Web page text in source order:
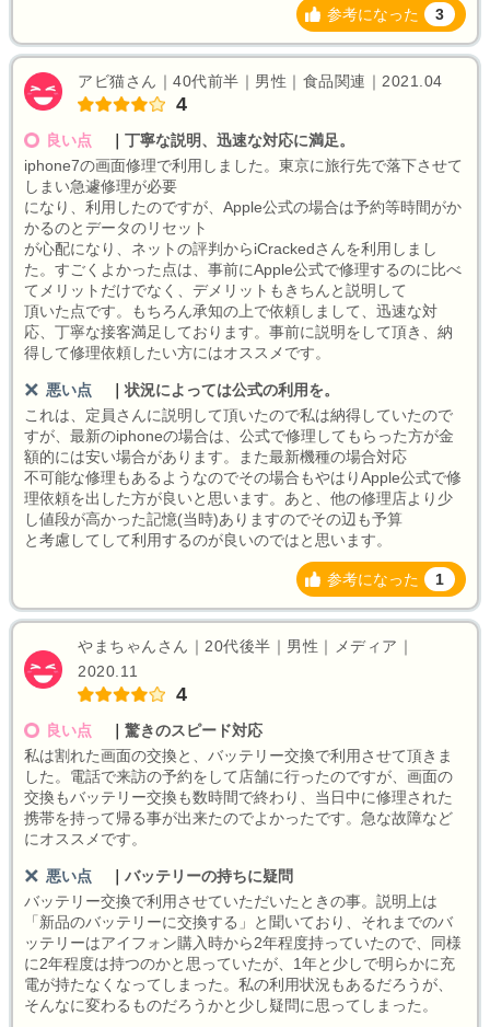
参考になった 3
アビ猫さん｜40代前半｜男性｜食品関連｜2021.04
4
良い点
丁寧な説明、迅速な対応に満足。
iphone7の画面修理で利用しました。東京に旅行先で落下させて
しまい急遽修理が必要
になり、利用したのですが、Apple公式の場合は予約等時間がか
かるのとデータのリセット
が心配になり、ネットの評判からiCrackedさんを利用しまし
た。すごくよかった点は、事前にApple公式で修理するのに比べ
てメリットだけでなく、デメリットもきちんと説明して
頂いた点です。もちろん承知の上で依頼しまして、迅速な対
応、丁寧な接客満足しております。事前に説明をして頂き、納
得して修理依頼したい方にはオススメです。
悪い点 ｜状況によっては公式の利用を。
これは、定員さんに説明して頂いたので私は納得していたので
すが、最新のiphoneの場合は、公式で修理してもらった方が金
額的には安い場合があります。また最新機種の場合対応
不可能な修理もあるようなのでその場合もやはりApple公式で修
理依頼を出した方が良いと思います。あと、他の修理店より少
し値段が高かった記憶(当時)ありますのでその辺も予算
と考慮してして利用するのが良いのではと思います。
参考になった 1
やまちゃんさん｜20代後半｜男性｜メディア｜
2020.11
4
良い点
驚きのスピード対応
私は割れた画面の交換と、バッテリー交換で利用させて頂きま
した。電話で来訪の予約をして店舗に行ったのですが、画面の
交換もバッテリー交換も数時間で終わり、当日中に修理された
携帯を持って帰る事が出来たのでよかったです。急な故障など
にオススメです。
悪い点
バッテリーの持ちに疑問
バッテリー交換で利用させていただいたときの事。説明上は
「新品のバッテリーに交換する」と聞いており、それまでのバ
ッテリーはアイフォン購入時から2年程度持っていたので、同様
に2年程度は持つのかと思っていたが、1年と少しで明らかに充
電が持たなくなってしまった。私の利用状況もあるだろうが、
そんなに変わるものだろうかと少し疑問に思ってしまった。